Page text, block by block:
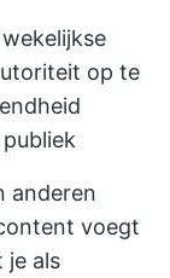
op te
anderen
voegt
je als